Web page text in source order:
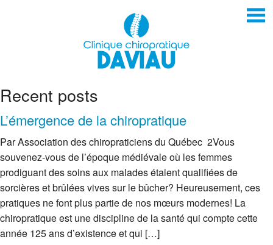
Recent posts
L’émergence de la chiropratique
Par Association des chiropraticiens du Québec 2Vous
souvenez-vous de l’époque médiévale où les femmes
prodiguant des soins aux malades étaient qualifiées de
sorcières et brûlées vives sur le bûcher? Heureusement, ces
pratiques ne font plus partie de nos mœurs modernes! La
chiropratique est une discipline de la santé qui compte cette
année 125 ans d’existence et qui […]